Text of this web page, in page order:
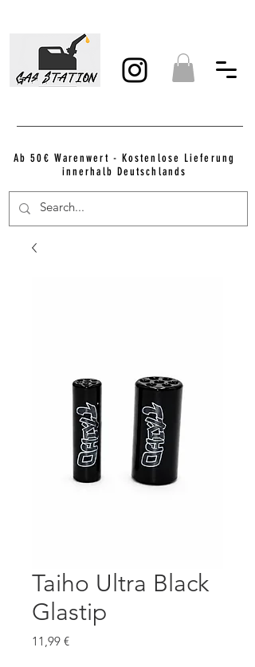
Ab 50€ Warenwert - Kostenlose Lieferung
innerhalb Deutschlands
Taiho Ultra Black
Glastip
11,99 €Preis